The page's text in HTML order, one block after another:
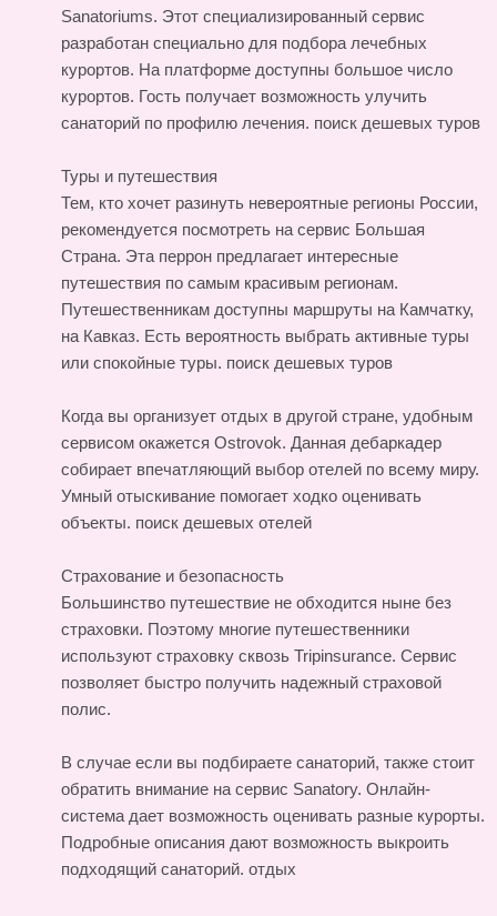
Sanatoriums. Этот специализированный сервис
разработан специально для подбора лечебных
курортов. На платформе доступны большое число
курортов. Гость получает возможность улучить
санаторий по профилю лечения. поиск дешевых туров
Туры и путешествия
Тем, кто хочет разинуть невероятные регионы России,
рекомендуется посмотреть на сервис Большая
Страна. Эта перрон предлагает интересные
путешествия по самым красивым регионам.
Путешественникам доступны маршруты на Камчатку,
на Кавказ. Есть вероятность выбрать активные туры
или спокойные туры. поиск дешевых туров
Когда вы организует отдых в другой стране, удобным
сервисом окажется Ostrovok. Данная дебаркадер
собирает впечатляющий выбор отелей по всему миру.
Умный отыскивание помогает ходко оценивать
объекты. поиск дешевых отелей
Страхование и безопасность
Большинство путешествие не обходится ныне без
страховки. Поэтому многие путешественники
используют страховку сквозь Tripinsurance. Сервис
позволяет быстро получить надежный страховой
полис.
В случае если вы подбираете санаторий, также стоит
обратить внимание на сервис Sanatory. Онлайн-
система дает возможность оценивать разные курорты.
Подробные описания дают возможность выкроить
подходящий санаторий. отдых